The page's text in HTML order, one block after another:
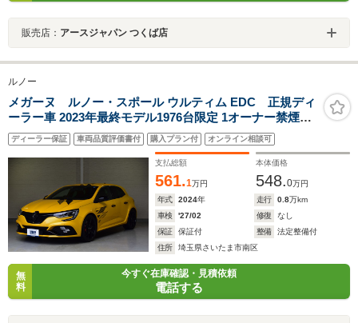
販売店： アースジャパン つくば店
ルノー
メガーヌ ルノー・スポール ウルティム EDC 正規ディ
ーラー車 2023年最終モデル1976台限定 1オーナー禁煙車
AppleCarPlay/AndroidAuto対応 前後ドラレコ
YupiteruGPSレーダー バックカメラ 前後障害物センサー
ETC2.0車載器 社外(イグラ)セキュリティシステム
ディーラー保証 車両品質評価書付 購入プラン付 オンライン相談可
支払総額
561.1万円
本体価格
548.0万円
年式
2024年 走行 0.8万km
車検
'27/02 修復
なし
保証
保証付 整備
法定整備付
住所
埼玉県さいたま市南区
無
料
今すぐ在庫確認・見積依頼
電話する